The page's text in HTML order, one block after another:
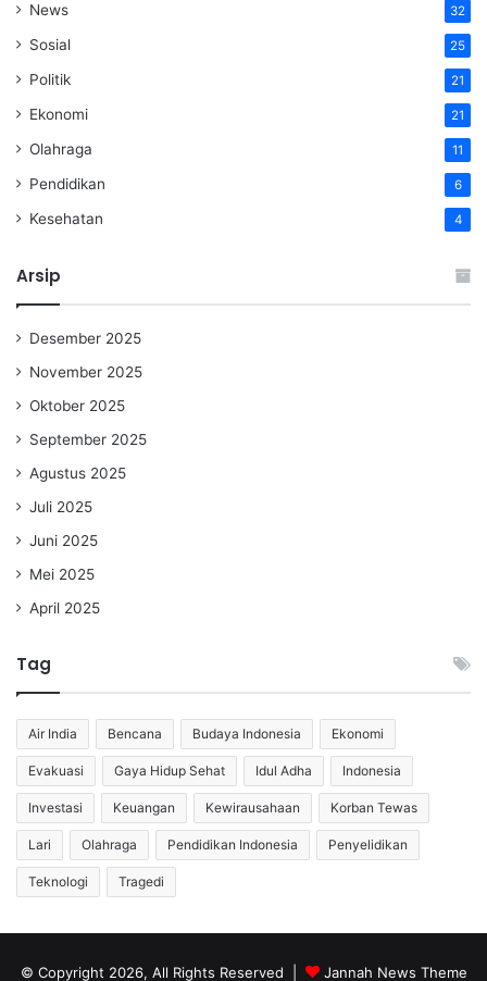
News 32
Sosial 25
Politik 21
Ekonomi 21
Olahraga 11
Pendidikan 6
Kesehatan 4
Arsip
Desember 2025
November 2025
Oktober 2025
September 2025
Agustus 2025
Juli 2025
Juni 2025
Mei 2025
April 2025
Tag
Air India Bencana Budaya Indonesia Ekonomi
Evakuasi Gaya Hidup Sehat Idul Adha Indonesia
Investasi Keuangan Kewirausahaan Korban Tewas
Lari Olahraga Pendidikan Indonesia Penyelidikan
Teknologi Tragedi
© Copyright 2026, All Rights Reserved | Jannah News Theme